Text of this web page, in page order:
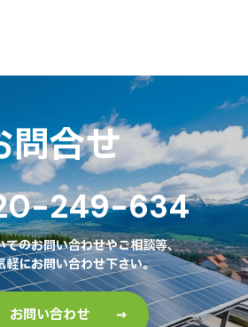
問合せ
249-634
てのお問い合わせやご相談等、
軽にお問い合わせ下さい。
お問い合わせ